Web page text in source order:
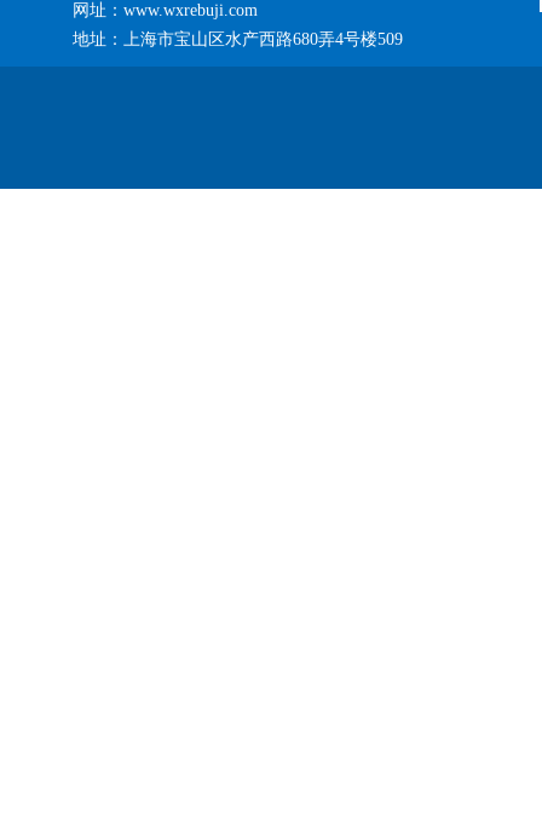
网址：www.wxrebuji.com
地址：上海市宝山区水产西路680弄4号楼509